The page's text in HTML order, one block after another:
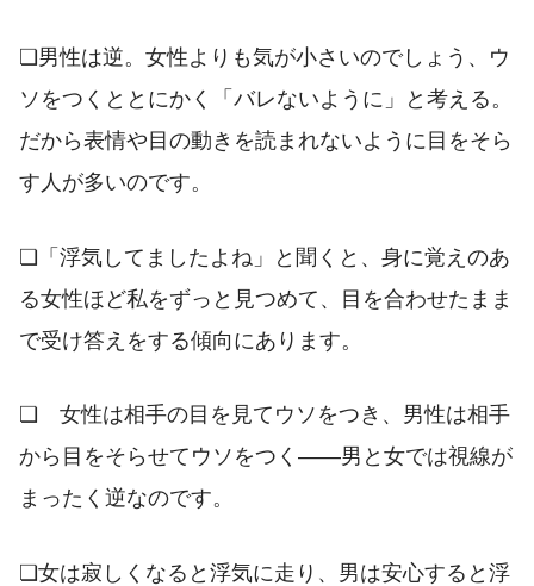
❏男性は逆。女性よりも気が小さいのでしょう、ウ
ソをつくととにかく「バレないように」と考える。
だから表情や目の動きを読まれないように目をそら
す人が多いのです。
❏「浮気してましたよね」と聞くと、身に覚えのあ
る女性ほど私をずっと見つめて、目を合わせたまま
で受け答えをする傾向にあります。
❏ 女性は相手の目を見てウソをつき、男性は相手
から目をそらせてウソをつく――男と女では視線が
まったく逆なのです。
❏女は寂しくなると浮気に走り、男は安心すると浮